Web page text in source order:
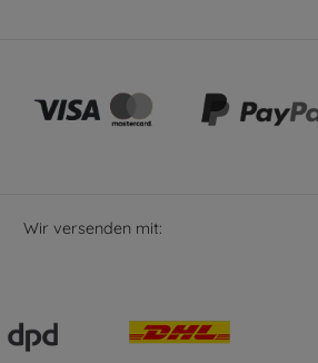
Wir versenden mit: